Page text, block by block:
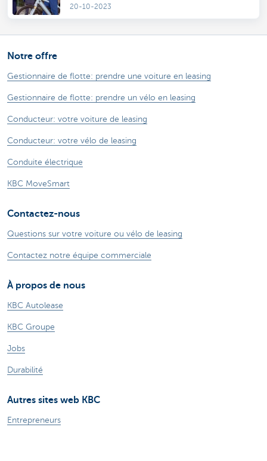
20-10-2023
Notre offre
Gestionnaire de flotte: prendre une voiture en leasing
Gestionnaire de flotte: prendre un vélo en leasing
Conducteur: votre voiture de leasing
Conducteur: votre vélo de leasing
Conduite électrique
KBC MoveSmart
Contactez-nous
Questions sur votre voiture ou vélo de leasing
Contactez notre équipe commerciale
À propos de nous
KBC Autolease
KBC Groupe
Jobs
Durabilité
Autres sites web KBC
Entrepreneurs